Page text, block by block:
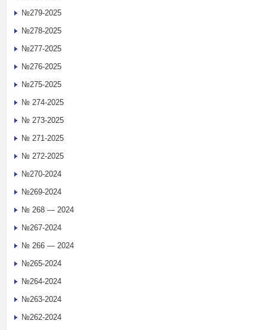
№279-2025
№278-2025
№277-2025
№276-2025
№275-2025
№ 274-2025
№ 273-2025
№ 271-2025
№ 272-2025
№270-2024
№269-2024
№ 268 — 2024
№267-2024
№ 266 — 2024
№265-2024
№264-2024
№263-2024
№262-2024